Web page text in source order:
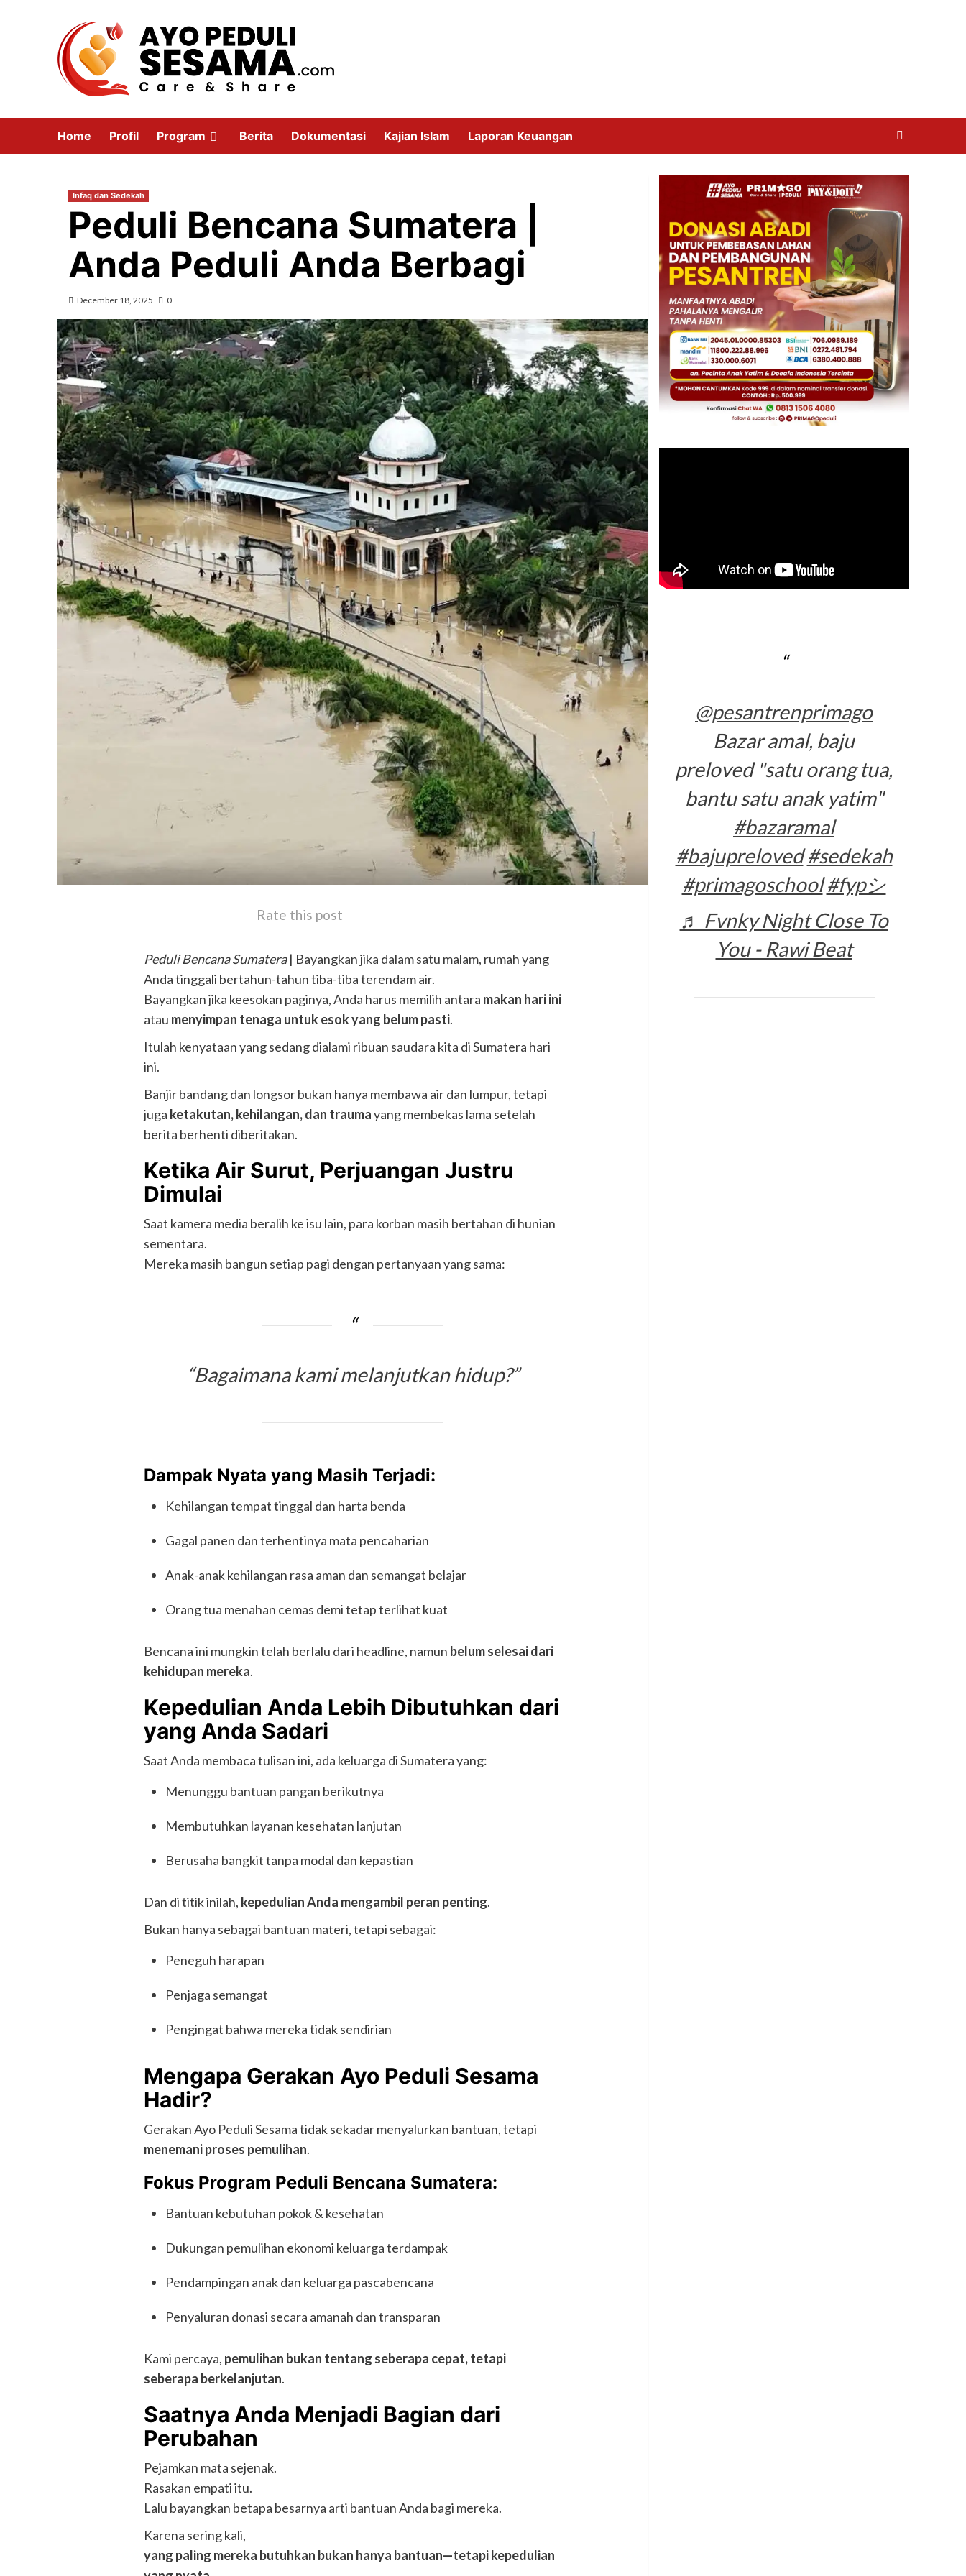
Home Profil Program Berita Dokumentasi Kajian Islam Laporan Keuangan
Infaq dan Sedekah
Peduli Bencana Sumatera |
Anda Peduli Anda Berbagi
December 18, 2025 0
Rate this post
Peduli Bencana Sumatera| Bayangkan jika dalam satu malam, rumah yang
Anda tinggali bertahun-tahun tiba-tiba terendam air.
Bayangkan jika keesokan paginya, Anda harus memilih antara makan hari ini
atau menyimpan tenaga untuk esok yang belum pasti.
Itulah kenyataan yang sedang dialami ribuan saudara kita di Sumatera hari
ini.
Banjir bandang dan longsor bukan hanya membawa air dan lumpur, tetapi
juga ketakutan, kehilangan, dan traumayang membekas lama setelah
berita berhenti diberitakan.
Ketika Air Surut, Perjuangan Justru
Dimulai
Saat kamera media beralih ke isu lain, para korban masih bertahan di hunian
sementara.
Mereka masih bangun setiap pagi dengan pertanyaan yang sama:
“Bagaimana kami melanjutkan hidup?”
Dampak Nyata yang Masih Terjadi:
Kehilangan tempat tinggal dan harta benda
Gagal panen dan terhentinya mata pencaharian
Anak-anak kehilangan rasa aman dan semangat belajar
Orang tua menahan cemas demi tetap terlihat kuat
Bencana ini mungkin telah berlalu dari headline, namun belum selesai dari
kehidupan mereka.
Kepedulian Anda Lebih Dibutuhkan dari
yang Anda Sadari
Saat Anda membaca tulisan ini, ada keluarga di Sumatera yang:
Menunggu bantuan pangan berikutnya
Membutuhkan layanan kesehatan lanjutan
Berusaha bangkit tanpa modal dan kepastian
Dan di titik inilah, kepedulian Anda mengambil peran penting.
Bukan hanya sebagai bantuan materi, tetapi sebagai:
Peneguh harapan
Penjaga semangat
Pengingat bahwa mereka tidak sendirian
Mengapa Gerakan Ayo Peduli Sesama
Hadir?
Gerakan Ayo Peduli Sesama tidak sekadar menyalurkan bantuan, tetapi
menemani proses pemulihan.
Fokus Program Peduli Bencana Sumatera:
Bantuan kebutuhan pokok & kesehatan
Dukungan pemulihan ekonomi keluarga terdampak
Pendampingan anak dan keluarga pascabencana
Penyaluran donasi secara amanah dan transparan
Kami percaya, pemulihan bukan tentang seberapa cepat, tetapi
seberapa berkelanjutan.
Saatnya Anda Menjadi Bagian dari
Perubahan
Pejamkan mata sejenak.
Rasakan empati itu.
Lalu bayangkan betapa besarnya arti bantuan Anda bagi mereka.
Karena sering kali,
yang paling mereka butuhkan bukan hanya bantuan—tetapi kepedulian
@pesantrenprimago
Bazar amal, baju
preloved "satu orang tua,
bantu satu anak yatim"
#bazaramal
#bajupreloved #sedekah
#primagoschool #fypシ
♬ Fvnky Night Close To
You - Rawi Beat